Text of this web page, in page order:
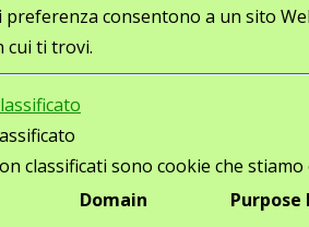
preferenza consentono a un sito
cui ti trovi.
classificati sono cookie che
Domain Purpose